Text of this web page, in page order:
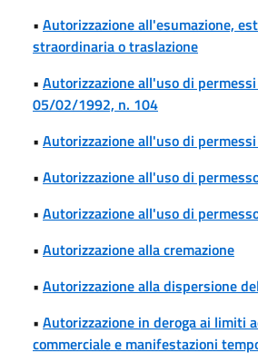
• Autorizzazione all'esumazione,
straordinaria o traslazione
• Autorizzazione all'uso di
05/02/1992, n. 104
• Autorizzazione all'uso di
• Autorizzazione all'uso di
• Autorizzazione all'uso di
• Autorizzazione alla cremazione
• Autorizzazione alla dispersione
• Autorizzazione in deroga ai limiti
commerciale e manifestazioni